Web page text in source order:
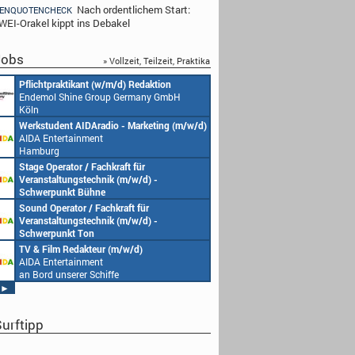
Nach ordentlichem Start:
Orakel kippt ins Debakel
» Vollzeit, Teilzeit, Praktika
Redakteur (w/m/d) oder Jungredakteur
(w/m/d)
Endemol Shine Group Germany GmbH
Köln
Senior Video Producer/ 1st TV Operator
(m/w/d)
AIDA Entertainment
an Bord unserer Schiffe
Studentische Aushilfe (w/m/d) – YouTube
Endemol Shine Group Germany GmbH
Köln
Redaktionsleitung (w/m/d)
Endemol Shine Group Germany GmbH
Köln
Producer (w/m/d)
Endemol Shine Group Germany GmbH
Köln
►